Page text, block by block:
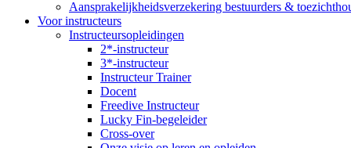
Aansprakelijkheidsverzekering bestuurders &
Voor instructeurs
Instructeursopleidingen
2*-instructeur
3*-instructeur
Instructeur Trainer
Docent
Freedive Instructeur
Lucky Fin-begeleider
Cross-over